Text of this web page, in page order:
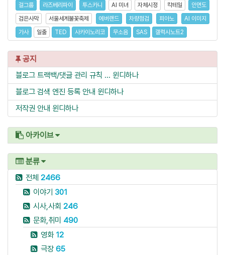
걸그룹 라즈베리파이 투스카니 AI 미녀 자체시정 칵테일
안면도
검은사막
서울세계불꽃축제 에버랜드 차량점검 피아노
AI 이미지
가사
일출 TED 사카이노리코 무소음 SAS 갤럭시노트2
공지
블로그 트랙백/댓글 관리 규칙 ... 윈디하나
블로그 검색 엔진 등록 안내 윈디하나
저작권 안내 윈디하나
아카이브
분류
전체 2466
이야기 301
시사,사회 246
문화,취미 490
영화 12
극장65